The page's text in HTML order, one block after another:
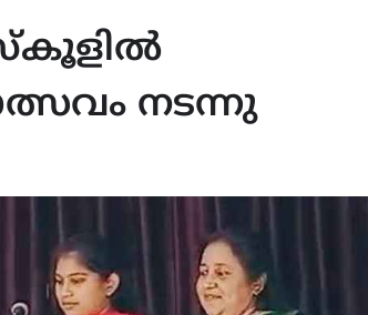
നടന്നു